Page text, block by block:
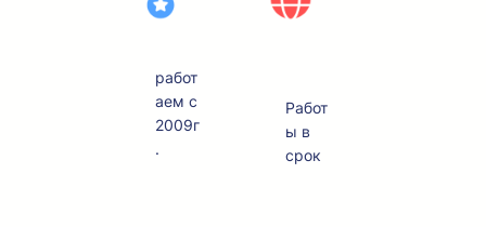
работ
аем с
2009г
.
Работ
ы в
срок